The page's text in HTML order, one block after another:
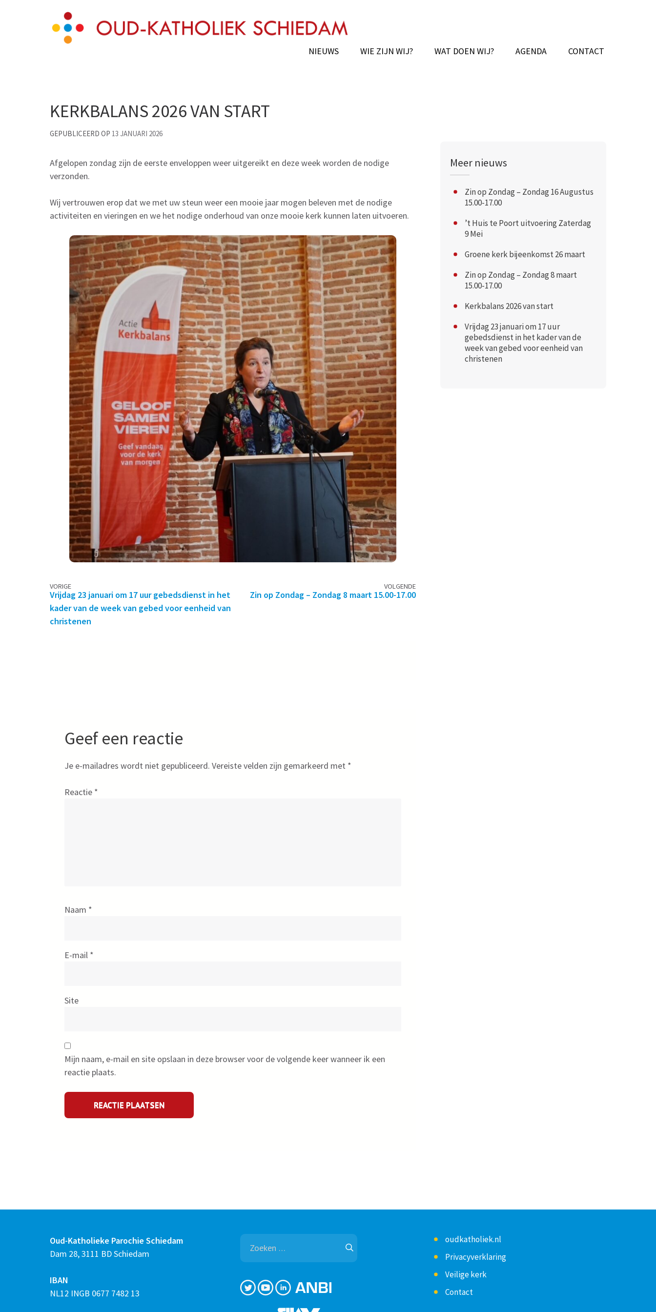
Oud-Katholieke Parochie van Schiedam
NIEUWS WIE ZIJN WIJ? WAT DOEN WIJ? AGENDA CONTACT
KERKBALANS 2026 VAN START
GEPUBLICEERD OP 13 JANUARI 2026
Afgelopen zondag zijn de eerste enveloppen weer uitgereikt en deze week worden de nodige
verzonden.
Wij vertrouwen erop dat we met uw steun weer een mooie jaar mogen beleven met de nodige
activiteiten en vieringen en we het nodige onderhoud van onze mooie kerk kunnen laten uitvoeren.
Berichtennavigatie
VORIGE
Vrijdag 23 januari om 17 uur gebedsdienst in het
kader van de week van gebed voor eenheid van
christenen
VOLGENDE
Zin op Zondag – Zondag 8 maart 15.00-17.00
Geef een reactie
Je e-mailadres wordt niet gepubliceerd. Vereiste velden zijn gemarkeerd met *
Reactie *
Naam *
E-mail *
Site
Mijn naam, e-mail en site opslaan in deze browser voor de volgende keer wanneer ik een
reactie plaats.
Meer nieuws
Zin op Zondag – Zondag 16 Augustus
15.00-17.00
’t Huis te Poort uitvoering Zaterdag
9 Mei
Groene kerk bijeenkomst 26 maart
Zin op Zondag – Zondag 8 maart
15.00-17.00
Kerkbalans 2026 van start
Vrijdag 23 januari om 17 uur
gebedsdienst in het kader van de
week van gebed voor eenheid van
christenen
Oud-Katholieke Parochie Schiedam
Dam 28, 3111 BD Schiedam
IBAN
NL12 INGB 0677 7482 13
Zoeken
naar:
oudkatholiek.nl
Privacyverklaring
Veilige kerk
Contact